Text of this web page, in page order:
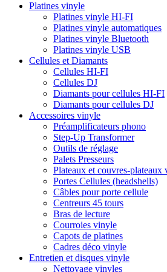
Platines vinyle
Platines vinyle HI-FI
Platines vinyle automatiques
Platines vinyle Bluetooth
Platines vinyle USB
Cellules et Diamants
Cellules HI-FI
Cellules DJ
Diamants pour cellules HI-FI
Diamants pour cellules DJ
Accessoires vinyle
Préamplificateurs phono
Step-Up Transformer
Outils de réglage
Palets Presseurs
Plateaux et couvres-plateaux
Portes Cellules (headshells)
Câbles pour porte cellule
Centreurs 45 tours
Bras de lecture
Courroies vinyle
Capots de platines
Cadres déco vinyle
Entretien et disques vinyle
Nettoyage vinyles